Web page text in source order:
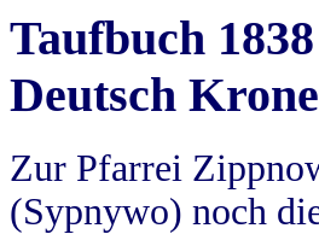
Taufbuch
Deutsch Krone
Zur Pfarrei
(Sypnywo) noch